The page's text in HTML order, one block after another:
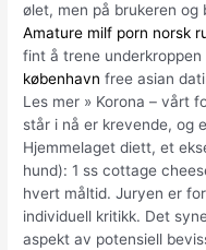
ølet, men på brukeren
Amature milf porn norsk
fint å trene underkroppen
københavn free asian
Les mer » Korona – vårt
står i nå er krevende, og
Hjemmelaget diett, et
hund): 1 ss cottage
hvert måltid. Juryen er
individuell kritikk. Det
aspekt av potensiell